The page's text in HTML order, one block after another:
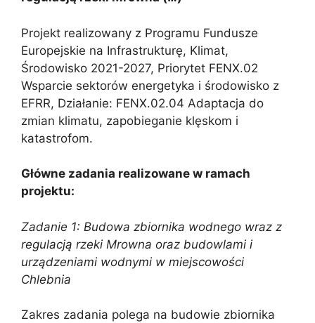
Projekt realizowany z Programu Fundusze
Europejskie na Infrastrukturę, Klimat,
Środowisko 2021-2027, Priorytet FENX.02
Wsparcie sektorów energetyka i środowisko z
EFRR, Działanie: FENX.02.04 Adaptacja do
zmian klimatu, zapobieganie klęskom i
katastrofom.
Główne zadania realizowane w ramach
projektu:
Zadanie 1: Budowa zbiornika wodnego wraz z
regulacją rzeki Mrowna oraz budowlami i
urządzeniami wodnymi w miejscowości
Chlebnia
Zakres zadania polega na budowie zbiornika